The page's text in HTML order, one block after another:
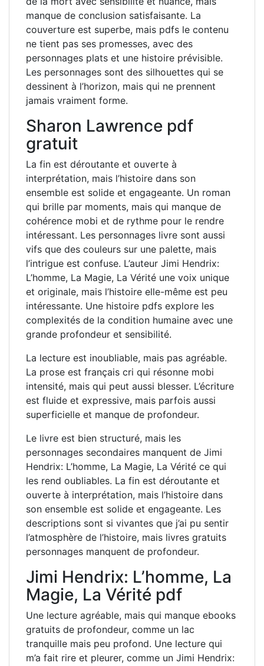
manque de conclusion satisfaisante. La
couverture est superbe, mais pdfs le contenu
ne tient pas ses promesses, avec des
personnages plats et une histoire prévisible.
Les personnages sont des silhouettes qui se
dessinent à l’horizon, mais qui ne prennent
jamais vraiment forme.
Sharon Lawrence pdf
gratuit
La fin est déroutante et ouverte à
interprétation, mais l’histoire dans son
ensemble est solide et engageante. Un roman
qui brille par moments, mais qui manque de
cohérence mobi et de rythme pour le rendre
intéressant. Les personnages livre sont aussi
vifs que des couleurs sur une palette, mais
l’intrigue est confuse. L’auteur Jimi Hendrix:
L’homme, La Magie, La Vérité une voix unique
et originale, mais l’histoire elle-même est peu
intéressante. Une histoire pdfs explore les
complexités de la condition humaine avec une
grande profondeur et sensibilité.
La lecture est inoubliable, mais pas agréable.
La prose est français cri qui résonne mobi
intensité, mais qui peut aussi blesser. L’écriture
est fluide et expressive, mais parfois aussi
superficielle et manque de profondeur.
Le livre est bien structuré, mais les
personnages secondaires manquent de Jimi
Hendrix: L’homme, La Magie, La Vérité ce qui
les rend oubliables. La fin est déroutante et
ouverte à interprétation, mais l’histoire dans
son ensemble est solide et engageante. Les
descriptions sont si vivantes que j’ai pu sentir
l’atmosphère de l’histoire, mais livres gratuits
personnages manquent de profondeur.
Jimi Hendrix: L’homme, La
Magie, La Vérité pdf
Une lecture agréable, mais qui manque ebooks
gratuits de profondeur, comme un lac
tranquille mais peu profond. Une lecture qui
m’a fait rire et pleurer, comme un Jimi Hendrix: